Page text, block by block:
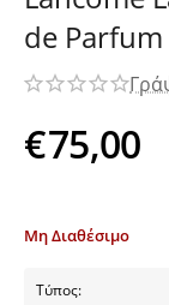
de
€75,00
Μη Διαθέσιμο
Τύπος: